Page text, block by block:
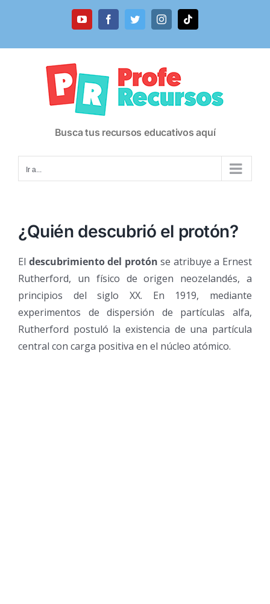
YouTubeFacebookTwitterInstagramTiktok
Busca tus recursos educativos aquí
Ir a...
¿Quién descubrió el protón?
El descubrimiento del protón se atribuye a Ernest
Rutherford, un físico de origen neozelandés, a
principios del siglo XX. En 1919, mediante
experimentos de dispersión de partículas alfa,
Rutherford postuló la existencia de una partícula
central con carga positiva en el núcleo atómico.